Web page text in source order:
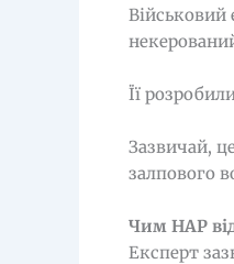
Військовий
Її
Зазвичай,
залпового
Чим НАР
Експерт